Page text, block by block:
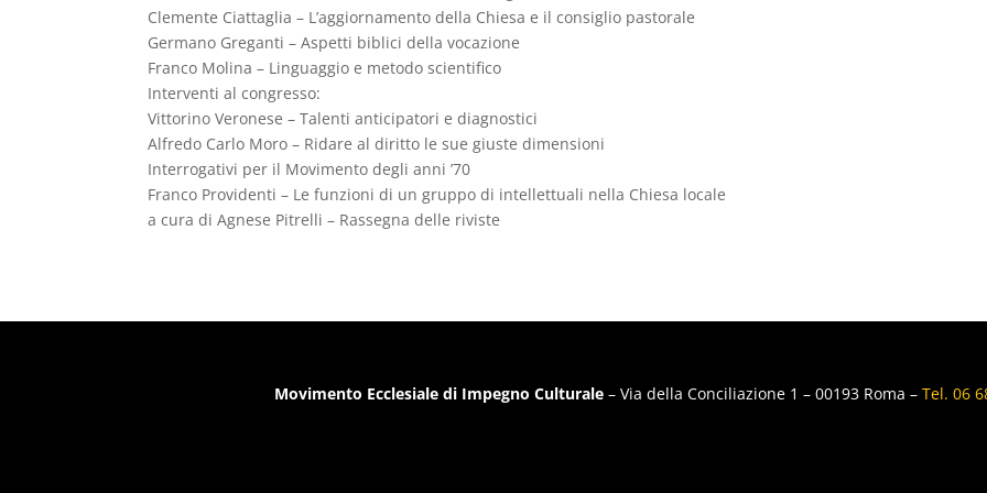
Clemente Ciattaglia – L’aggiornamento della Chiesa e il consiglio pastorale
Germano Greganti – Aspetti biblici della vocazione
Franco Molina – Linguaggio e metodo scientifico
Interventi al congresso:
Vittorino Veronese – Talenti anticipatori e diagnostici
Alfredo Carlo Moro – Ridare al diritto le sue giuste dimensioni
Interrogativi per il Movimento degli anni ’70
Franco Providenti – Le funzioni di un gruppo di intellettuali nella Chiesa locale
a cura di Agnese Pitrelli – Rassegna delle riviste
Movimento Ecclesiale di Impegno Culturale – Via della Conciliazione 1 – 00193 Roma – Tel. 06